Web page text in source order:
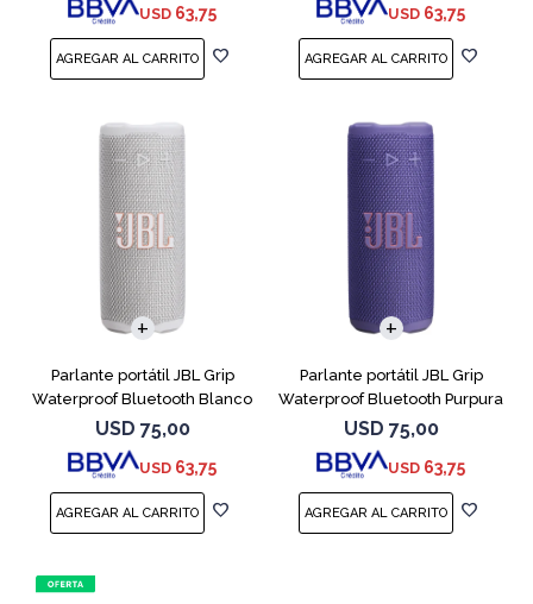
USD 63,75 USD 63,75
Parlante portátil JBL Grip
Waterproof Bluetooth Blanco
USD 75,00
USD 63,75
Parlante portátil JBL Grip
Waterproof Bluetooth Purpura
USD 75,00
USD 63,75